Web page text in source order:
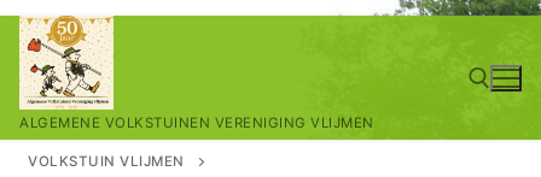
Ga
naar
inhoud
ALGEMENE VOLKSTUINEN VERENIGING VLIJMEN
VOLKSTUIN VLIJMEN